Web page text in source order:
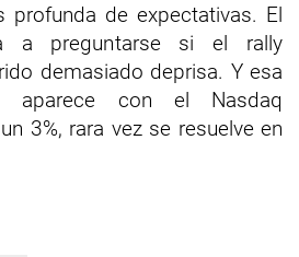
profunda de expectativas. El
a preguntarse si el rally
demasiado deprisa. Y esa
aparece con el Nasdaq
3%, rara vez se resuelve en